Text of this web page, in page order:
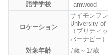
語学学校 Tamwood
ロケーション
サイモンフ
University of
（ブリティ
バーナビー）
対象年齢
7歳～17歳